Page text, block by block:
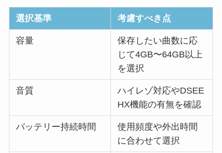
選択基準 考慮すべき点
容量
保存したい曲数に応
じて4GB〜64GB以上
を選択
音質
ハイレゾ対応やDSEE
HX機能の有無を確認
バッテリー持続時間
使用頻度や外出時間
に合わせて選択